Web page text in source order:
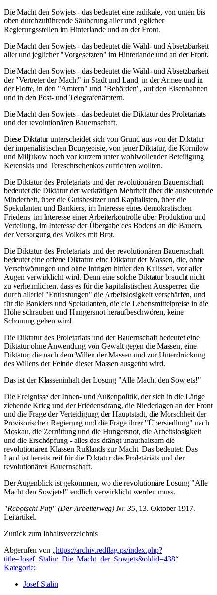
Die Macht den Sowjets - das bedeutet eine radikale, von unten bis
oben durchzuführende Säuberung aller und jeglicher
Regierungsstellen im Hinterlande und an der Front.
Die Macht den Sowjets - das bedeutet die Wähl- und Absetzbarkeit
aller und jeglicher "Vorgesetzten" im Hinterlande und an der Front.
Die Macht den Sowjets - das bedeutet die Wähl- und Absetzbarkeit
der "Vertreter der Macht" in Stadt und Land, in der Armee und in
der Flotte, in den "Ämtern" und "Behörden", auf den Eisenbahnen
und in den Post- und Telegrafenämtern.
Die Macht den Sowjets - das bedeutet die Diktatur des Proletariats
und der revolutionären Bauernschaft.
Diese Diktatur unterscheidet sich von Grund aus von der Diktatur
der imperialistischen Bourgeoisie, von jener Diktatur, die Kornilow
und Miljukow noch vor kurzem unter wohlwollender Beteiligung
Kerenskis und Tereschtschenkos aufrichten wollten.
Die Diktatur des Proletariats und der revolutionären Bauernschaft
bedeutet die Diktatur der werktätigen Mehrheit über die ausbeutende
Minderheit, über die Gutsbesitzer und Kapitalisten, über die
Spekulanten und Bankiers, im Interesse eines demokratischen
Friedens, im Interesse einer Arbeiterkontrolle über Produktion und
Verteilung, im Interesse der Übergabe des Bodens an die Bauern,
der Versorgung des Volkes mit Brot.
Die Diktatur des Proletariats und der revolutionären Bauernschaft
bedeutet eine offene Diktatur, eine Diktatur der Massen, die, ohne
Verschwörungen und ohne Intrigen hinter den Kulissen, vor aller
Augen verwirklicht wird. Denn eine solche Diktatur braucht nicht
zu verheimlichen, dass es für die kapitalistischen Aussperrer, die
durch allerlei "Entlastungen" die Arbeitslosigkeit verschärfen, und
für die Bankiers und Spekulanten, die die Lebensmittelpreise in die
Höhe schrauben und Hungersnot heraufbeschwören, keine
Schonung geben wird.
Die Diktatur des Proletariats und der Bauernschaft bedeutet eine
Diktatur ohne Anwendung von Gewalt gegen die Massen, eine
Diktatur, die nach dem Willen der Massen und zur Unterdrückung
des Willens der Feinde dieser Massen ausgeübt wird.
Das ist der Klasseninhalt der Losung "Alle Macht den Sowjets!"
Die Ereignisse der Innen- und Außenpolitik, der sich in die Länge
ziehende Krieg und der Friedensdrang, die Niederlagen an der Front
und die Frage der Verteidigung der Hauptstadt, die Morschheit der
Provisorischen Regierung und die Frage ihrer "Übersiedlung" nach
Moskau, die Zerrüttung und die Hungersnot, die Arbeitslosigkeit
und die Erschöpfung - alles das drängt unaufhaltsam die
revolutionären Klassen Rußlands zur Macht. Das bedeutet: Das
Land ist bereits reif für die Diktatur des Proletariats und der
revolutionären Bauernschaft.
Der Augenblick ist gekommen, wo die revolutionäre Losung "Alle
Macht den Sowjets!" endlich verwirklicht werden muss.
"Rabotschi Putj" (Der Arbeiterweg) Nr. 35, 13. Oktober 1917.
Leitartikel.
Zurück zum Inhaltsverzeichnis
Abgerufen von „https://archiv.redflag.ps/index.php?
title=Josef_Stalin:_Die_Macht_der_Sowjets&oldid=438“
Kategorie:
Josef Stalin